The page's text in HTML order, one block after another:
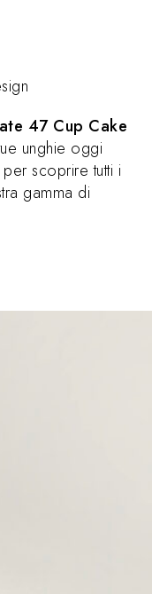
47 Cup Cake
unghie oggi
scoprire tutti i
gamma di